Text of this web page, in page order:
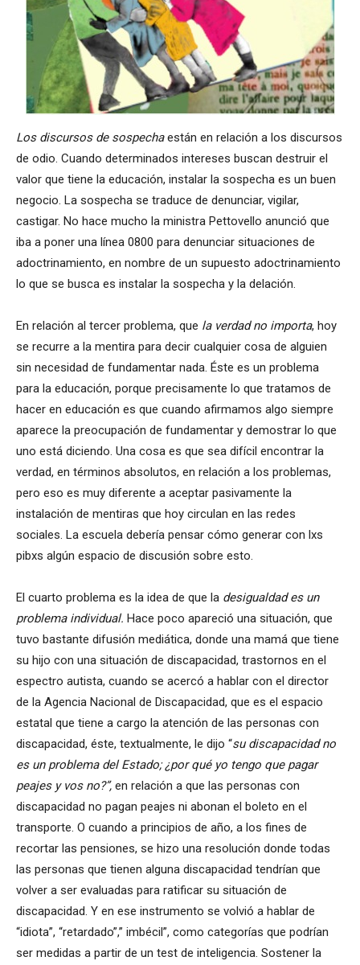
Los discursos de sospechaestán en relación a los discursos
de odio. Cuando determinados intereses buscan destruir el
valor que tiene la educación, instalar la sospecha es un buen
negocio. La sospecha se traduce de denunciar, vigilar,
castigar. No hace mucho la ministra Pettovello anunció que
iba a poner una línea 0800 para denunciar situaciones de
adoctrinamiento, en nombre de un supuesto adoctrinamiento
lo que se busca es instalar la sospecha y la delación.
En relación al tercer problema, que la verdad no importa, hoy
se recurre a la mentira para decir cualquier cosa de alguien
sin necesidad de fundamentar nada. Éste es un problema
para la educación, porque precisamente lo que tratamos de
hacer en educación es que cuando afirmamos algo siempre
aparece la preocupación de fundamentar y demostrar lo que
uno está diciendo. Una cosa es que sea difícil encontrar la
verdad, en términos absolutos, en relación a los problemas,
pero eso es muy diferente a aceptar pasivamente la
instalación de mentiras que hoy circulan en las redes
sociales. La escuela debería pensar cómo generar con lxs
pibxs algún espacio de discusión sobre esto.
El cuarto problema es la idea de que la desigualdad es un
problema individual. Hace poco apareció una situación, que
tuvo bastante difusión mediática, donde una mamá que tiene
su hijo con una situación de discapacidad, trastornos en el
espectro autista, cuando se acercó a hablar con el director
de la Agencia Nacional de Discapacidad, que es el espacio
estatal que tiene a cargo la atención de las personas con
discapacidad, éste, textualmente, le dijo “su discapacidad no
es un problema del Estado; ¿por quéyo tengo que pagar
peajes y vos no?”, en relación a que las personas con
discapacidad no pagan peajes ni abonan el boleto en el
transporte. O cuando a principios de año, a los fines de
recortar las pensiones, se hizo una resolución donde todas
las personas que tienen alguna discapacidad tendrían que
volver a ser evaluadas para ratificar su situación de
discapacidad. Y en ese instrumento se volvió a hablar de
“idiota”, “retardado”,” imbécil”, como categorías que podrían
ser medidas a partir de un test de inteligencia. Sostener la